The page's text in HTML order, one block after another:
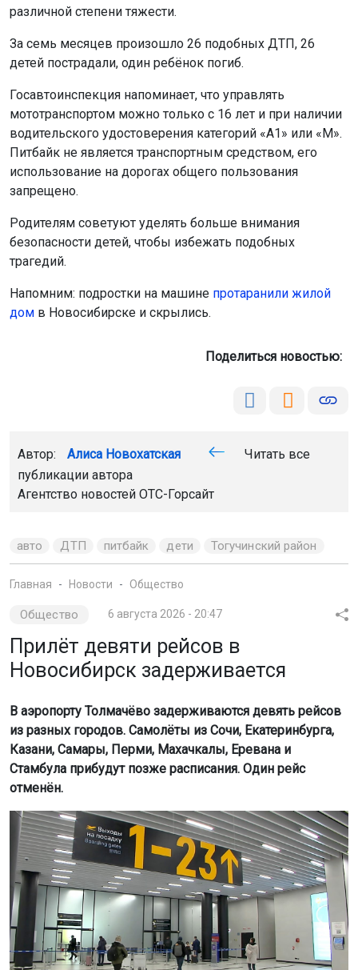
различной степени тяжести.
За семь месяцев произошло 26 подобных ДТП, 26
детей пострадали, один ребёнок погиб.
Госавтоинспекция напоминает, что управлять
мототранспортом можно только с 16 лет и при наличии
водительского удостоверения категорий «А1» или «М».
Питбайк не является транспортным средством, его
использование на дорогах общего пользования
запрещено.
Родителям советуют уделять больше внимания
безопасности детей, чтобы избежать подобных
трагедий.
Напомним: подростки на машине протаранили жилой
дом в Новосибирске и скрылись.
Поделиться новостью:
Автор: Алиса Новохатская
Читать все
публикации автора
Агентство новостей ОТС-Горсайт
авто ДТП питбайк дети Тогучинский район
Главная Новости Общество
Общество 6 августа 2026 - 20:47
Прилёт девяти рейсов в
Новосибирск задерживается
В аэропорту Толмачёво задерживаются девять рейсов
из разных городов. Самолёты из Сочи, Екатеринбурга,
Казани, Самары, Перми, Махачкалы, Еревана и
Стамбула прибудут позже расписания. Один рейс
отменён.